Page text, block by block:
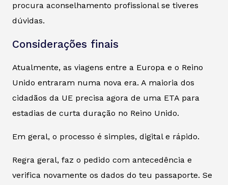
procura aconselhamento profissional se tiveres
dúvidas.
Considerações finais
Atualmente, as viagens entre a Europa e o Reino
Unido entraram numa nova era. A maioria dos
cidadãos da UE precisa agora de uma ETA para
estadias de curta duração no Reino Unido.
Em geral, o processo é simples, digital e rápido.
Regra geral, faz o pedido com antecedência e
verifica novamente os dados do teu passaporte. Se